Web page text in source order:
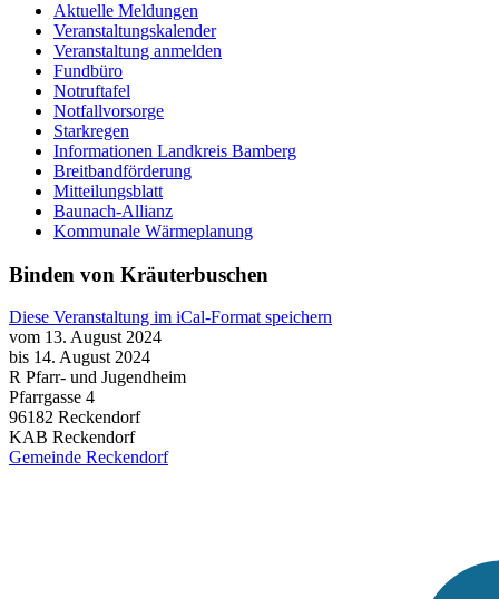
Aktuelle Meldungen
Veranstaltungskalender
Veranstaltung anmelden
Fundbüro
Notruftafel
Notfallvorsorge
Starkregen
Informationen Landkreis Bamberg
Breitbandförderung
Mitteilungsblatt
Baunach-Allianz
Kommunale Wärmeplanung
Binden von Kräuterbuschen
Diese Veranstaltung im iCal-Format speichern
vom 13. August 2024
bis 14. August 2024
R Pfarr- und Jugendheim
Pfarrgasse 4
96182 Reckendorf
KAB Reckendorf
Gemeinde Reckendorf